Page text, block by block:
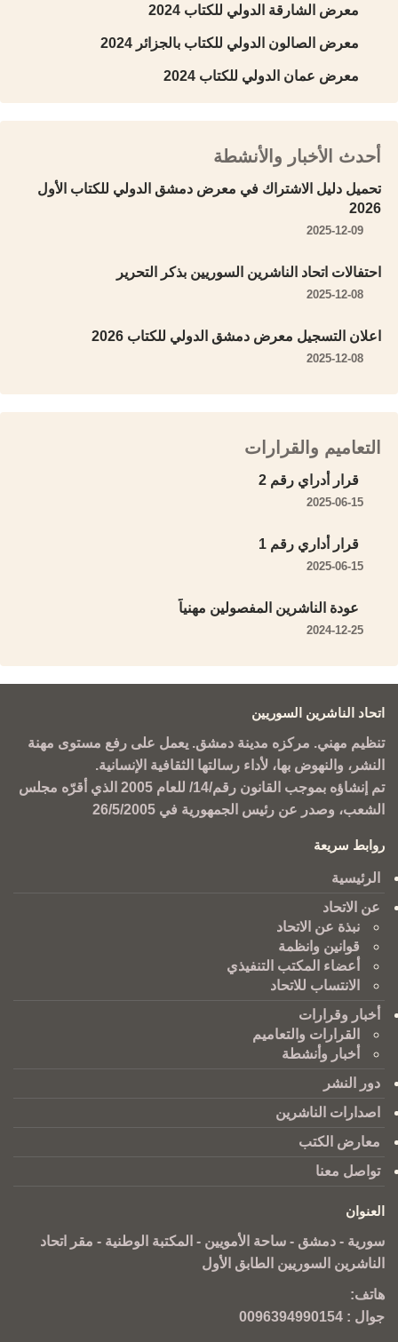
معرض الشارقة الدولي للكتاب 2024
معرض الصالون الدولي للكتاب بالجزائر 2024
معرض عمان الدولي للكتاب 2024
أحدث الأخبار والأنشطة
تحميل دليل الاشتراك في معرض دمشق الدولي للكتاب الأول
2026
2025-12-09
احتفالات اتحاد الناشرين السوريين بذكر التحرير
2025-12-08
اعلان التسجيل معرض دمشق الدولي للكتاب 2026
2025-12-08
التعاميم والقرارات
قرار أدراي رقم 2
2025-06-15
قرار أداري رقم 1
2025-06-15
عودة الناشرين المفصولين مهنياً
2024-12-25
اتحاد الناشرين السوريين
تنظيم مهني. مركزه مدينة دمشق. يعمل على رفع مستوى مهنة
النشر، والنهوض بها، لأداء رسالتها الثقافية الإنسانية.
تم إنشاؤه بموجب القانون رقم/14/ للعام 2005 الذي أقرّه مجلس
الشعب، وصدر عن رئيس الجمهورية في 26/5/2005
روابط سريعة
الرئيسية
عن الاتحاد
نبذة عن الاتحاد
قوانين وانظمة
أعضاء المكتب التنفيذي
الانتساب للاتحاد
أخبار وقرارات
القرارات والتعاميم
أخبار وأنشطة
دور النشر
اصدارات الناشرين
معارض الكتب
تواصل معنا
العنوان
سورية - دمشق - ساحة الأمويين - المكتبة الوطنية - مقر اتحاد
الناشرين السوريين الطابق الأول
هاتف:
جوال : 0096394990154